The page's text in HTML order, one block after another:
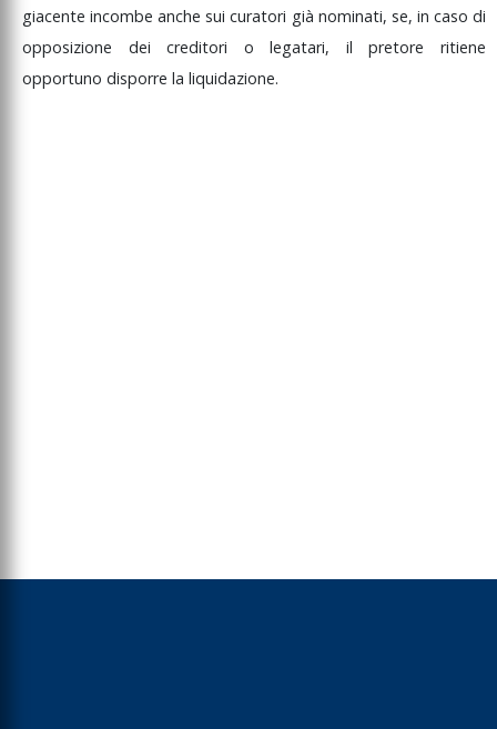
giacenteincombeanchesuicuratori già nominati, se, in casodi
opposizione deicreditori olegatari, ilpretoreritiene
opportuno disporre la liquidazione.